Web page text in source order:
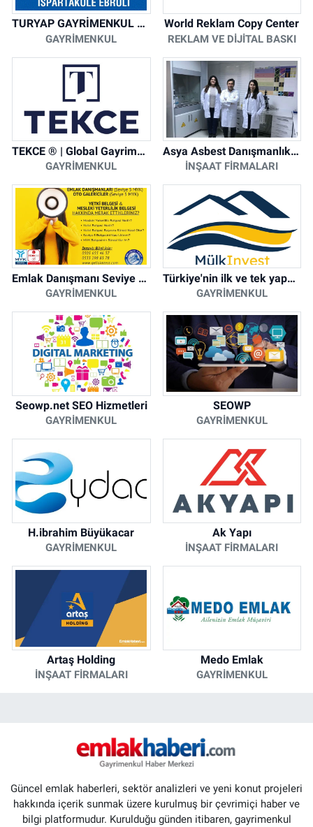
TURYAP GAYRİMENKUL DANIŞMANLIK HİZMETLERİ
GAYRIMENKUL
World Reklam Copy Center
REKLAM VE DIJITAL BASKI
TEKCE ® | Global Gayrimenkul Şirketi
GAYRIMENKUL
Asya Asbest Danışmanlık - Asbest Söküm ve Asbest Raporu
İNŞAAT FIRMALARI
Emlak Danışmanı Seviye 5 Mesleki Yeterlilik Belgesi
GAYRIMENKUL
Türkiye'nin ilk ve tek yapay zeka destekli arsa ilan platformu
GAYRIMENKUL
Seowp.net SEO Hizmetleri
GAYRIMENKUL
SEOWP
GAYRIMENKUL
H.ibrahim Büyükacar
GAYRIMENKUL
Ak Yapı
İNŞAAT FIRMALARI
Artaş Holding
İNŞAAT FIRMALARI
Medo Emlak
GAYRIMENKUL
Güncel emlak haberleri, sektör analizleri ve yeni konut projeleri
hakkında içerik sunmak üzere kurulmuş bir çevrimiçi haber ve
bilgi platformudur. Kurulduğu günden itibaren, gayrimenkul